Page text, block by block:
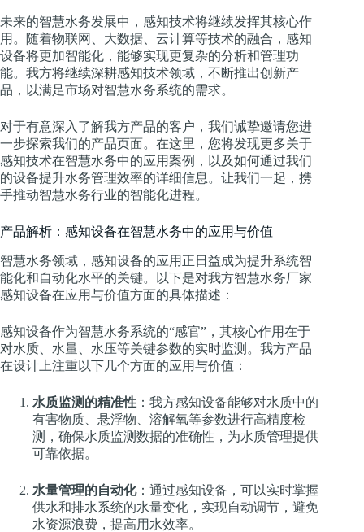
未来的智慧水务发展中，感知技术将继续发挥其核心作
用。随着物联网、大数据、云计算等技术的融合，感知
设备将更加智能化，能够实现更复杂的分析和管理功
能。我方将继续深耕感知技术领域，不断推出创新产
品，以满足市场对智慧水务系统的需求。
对于有意深入了解我方产品的客户，我们诚挚邀请您进
一步探索我们的产品页面。在这里，您将发现更多关于
感知技术在智慧水务中的应用案例，以及如何通过我们
的设备提升水务管理效率的详细信息。让我们一起，携
手推动智慧水务行业的智能化进程。
产品解析：感知设备在智慧水务中的应用与价值
智慧水务领域，感知设备的应用正日益成为提升系统智
能化和自动化水平的关键。以下是对我方智慧水务厂家
感知设备在应用与价值方面的具体描述：
感知设备作为智慧水务系统的“感官”，其核心作用在于
对水质、水量、水压等关键参数的实时监测。我方产品
在设计上注重以下几个方面的应用与价值：
水质监测的精准性 ：我方感知设备能够对水质中的
有害物质、悬浮物、溶解氧等参数进行高精度检
测，确保水质监测数据的准确性，为水质管理提供
可靠依据。
水量管理的自动化：通过感知设备，可以实时掌握
供水和排水系统的水量变化，实现自动调节，避免
水资源浪费，提高用水效率。